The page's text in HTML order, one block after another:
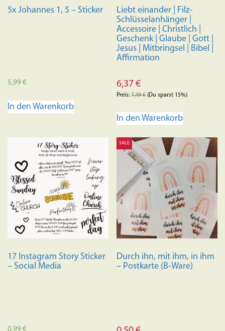
5x Johannes 1, 5 – Sticker
5,99€
In den Warenkorb
Liebt einander | Filz-
Schlüsselanhänger |
Accessoire | Christlich |
Geschenk | Glaube | Gott |
Jesus | Mitbringsel | Bibel |
Affirmation
6,37€
Preis:7,49€(Du sparst 15%)
In den Warenkorb
17 Instagram Story Sticker
– Social Media
0,99€
SALE
Durch ihn, mit ihm, in ihm
– Postkarte (B-Ware)